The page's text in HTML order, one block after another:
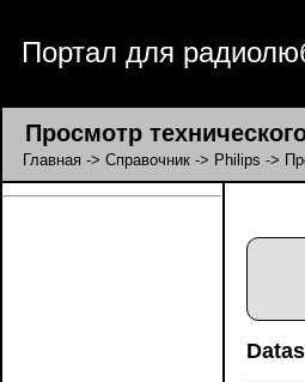
Портал для
Просмотр
Главная -> Справочник -> Philips ->